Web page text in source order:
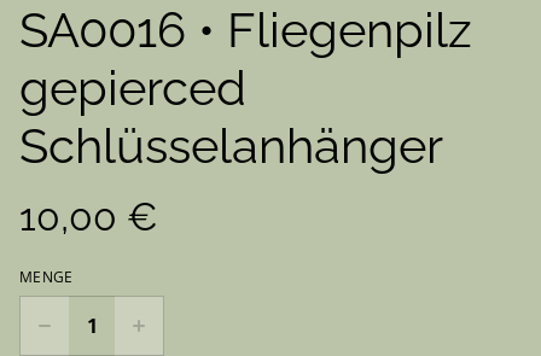
SA0016 • Fliegenpilz
gepierced
Schlüsselanhänger
10,00 €
MENGE